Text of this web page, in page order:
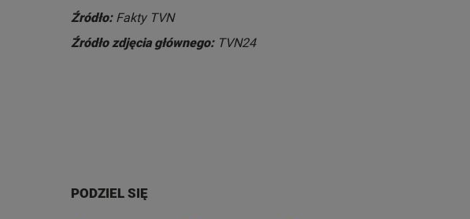
Źródło: Fakty TVN
Źródło zdjęcia głównego: TVN24
PODZIEL SIĘ